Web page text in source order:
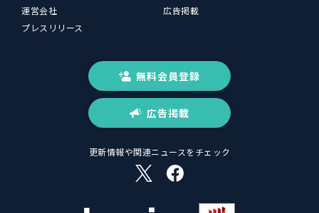
運営会社
広告掲載
プレスリリース
無料会員登録
広告掲載
更新情報や関連ニュースをチェック